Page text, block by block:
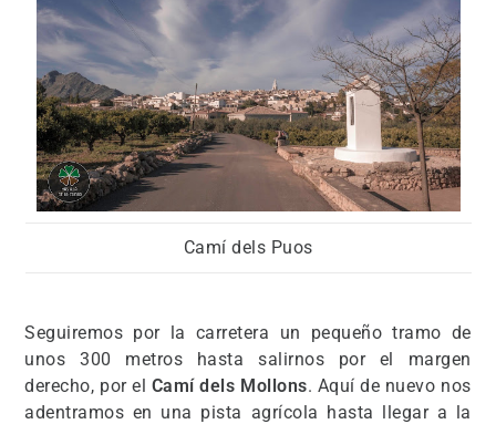
Camí dels Puos
Seguiremos por la carretera un pequeño tramo de
unos 300 metros hasta salirnos por el margen
derecho, por el Camí dels Mollons. Aquí de nuevo nos
adentramos en una pista agrícola hasta llegar a la